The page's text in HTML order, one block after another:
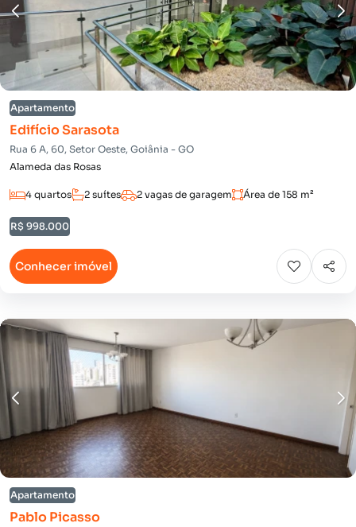
Apartamento
Edifício Sarasota
Rua 6 A, 60, Setor Oeste, Goiânia - GO
Alameda das Rosas
4 quartos 2 suítes 2 vagas de garagem Área de 158 m²
R$ 998.000
Conhecer imóvel
Apartamento
Pablo Picasso